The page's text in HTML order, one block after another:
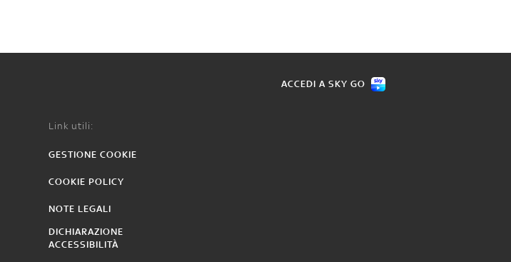
ACCEDI A SKY GO
Link utili:
GESTIONE COOKIE
COOKIE POLICY
NOTE LEGALI
DICHIARAZIONE
ACCESSIBILITÀ